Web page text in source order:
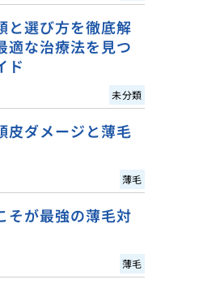
と選び方を徹底解
適な治療法を見つ
ド
未分類
皮ダメージと薄毛
薄毛
そが最強の薄毛対
薄毛